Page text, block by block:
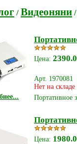
/ Видеоняни /
Цена:
Арт. 1970081
Нет на складе
Портативное
Цена: